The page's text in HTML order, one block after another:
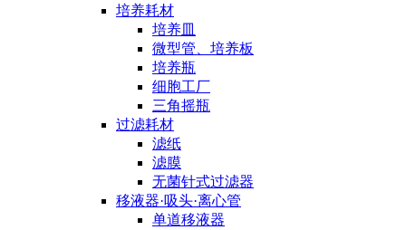
培养耗材
培养皿
微型管、培养板
培养瓶
细胞工厂
三角摇瓶
过滤耗材
滤纸
滤膜
无菌针式过滤器
移液器·吸头·离心管
单道移液器